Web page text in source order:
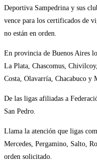
Deportiva Sampedrina y sus
vence para los certificados de
no están en orden.
En provincia de Buenos Aires
La Plata, Chascomus,
Costa, Olavarría, Chacabuco y
De las ligas afiliadas a
San Pedro.
Llama la atención que ligas
Mercedes, Pergamino, Salto,
orden solicitado.